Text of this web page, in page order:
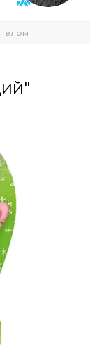
телом